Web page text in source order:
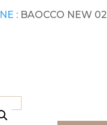
: BAOCCO NEW 02